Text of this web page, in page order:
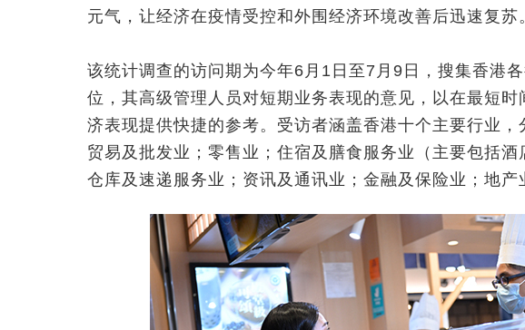
元气，让经济在疫情受控和外围经济环境改善后迅速复苏
该统计调查的访问期为今年6月1日至7月9日，搜集香港
位，其高级管理人员对短期业务表现的意见，以在最短
济表现提供快捷的参考。受访者涵盖香港十个主要行业
贸易及批发业；零售业；住宿及膳食服务业（主要包括酒
仓库及速递服务业；资讯及通讯业；金融及保险业；地产